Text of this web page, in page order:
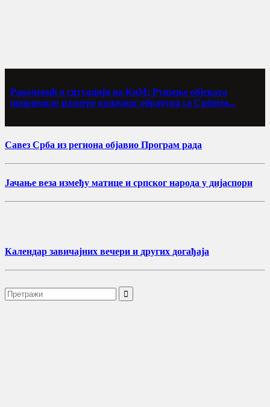
Ракочевић о ситуацији на КиМ: Рушење објеката
попримило размере коначног обрачуна са Србима...
Савез Срба из региона објавио Програм рада
Јачање веза између матице и српског народа у дијаспори
Календар завичајних вечери и других догађаја